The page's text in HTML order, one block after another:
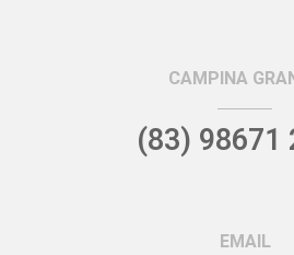
CAMPINA
(83) 98671
EMAIL